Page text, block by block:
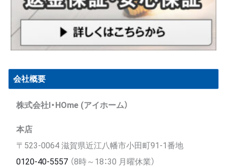
会社概要
株式会社I・HOme (アイホーム）
本店
〒523-0064 滋賀県近江八幡市小田町91-1番地
0120-40-5557（8時～18：30 月曜休業）